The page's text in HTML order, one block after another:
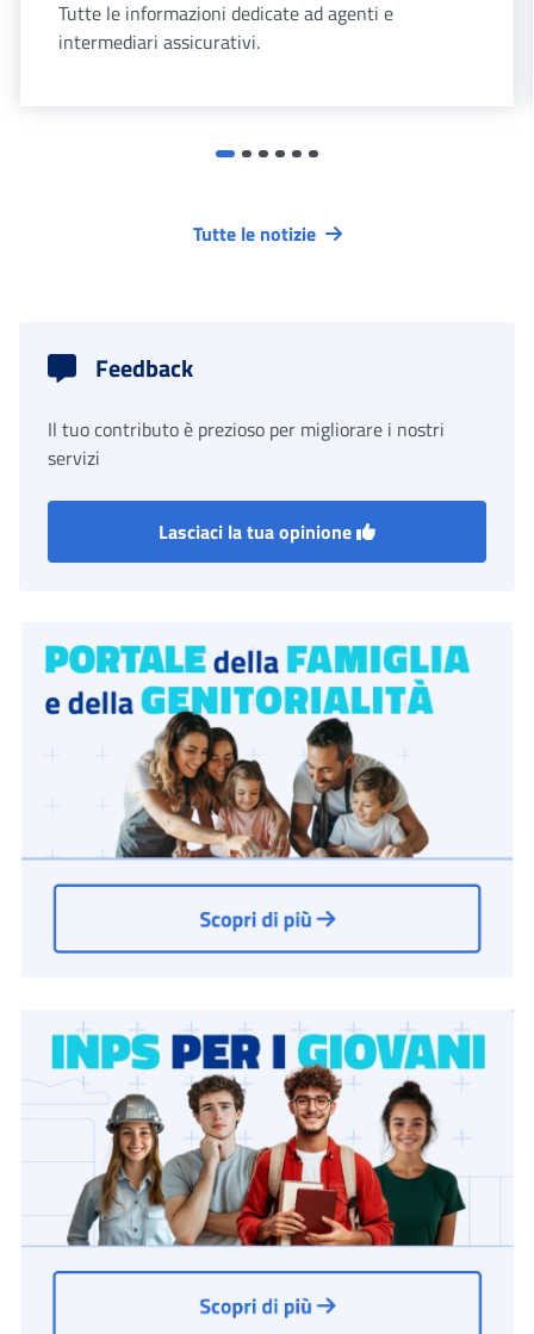
Tutte le informazioni dedicate ad agenti e
intermediari assicurativi.
Tutte le notizie
Feedback
Il tuo contributo è prezioso per migliorare i nostri
servizi
Lasciaci la tua opinione